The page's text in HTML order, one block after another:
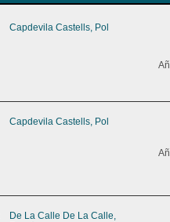
Capdevila Castells, Pol
Capdevila Castells, Pol
De La Calle De La Calle,